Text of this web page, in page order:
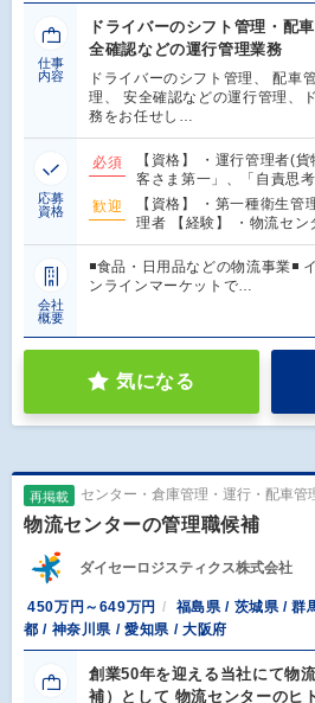
仕事
内容
ドライバーのシフト管理・配
全確認などの運行管理業務
ドライバーのシフト管理、 配車
理、 安全確認などの運行管理、
務をお任せし…
応募
資格
必須
【資格】 ・運行管理者(
客さま第一」、「自責思
歓迎
【資格】 ・第一種衛生
理者 【経験】 ・物流セ
会社
概要
◾️食品・日用品などの物流事業◾️
ンラインマーケットで…
気になる
再掲載 センター・倉庫管理・運行・配車管
物流センターの管理職候補
ダイセーロジスティクス株式会社
450万円～649万円
福島県 / 茨城県 / 群
都 / 神奈川県 / 愛知県 / 大阪府
創業50年を迎える当社にて物
補）として 物流センターのヒ